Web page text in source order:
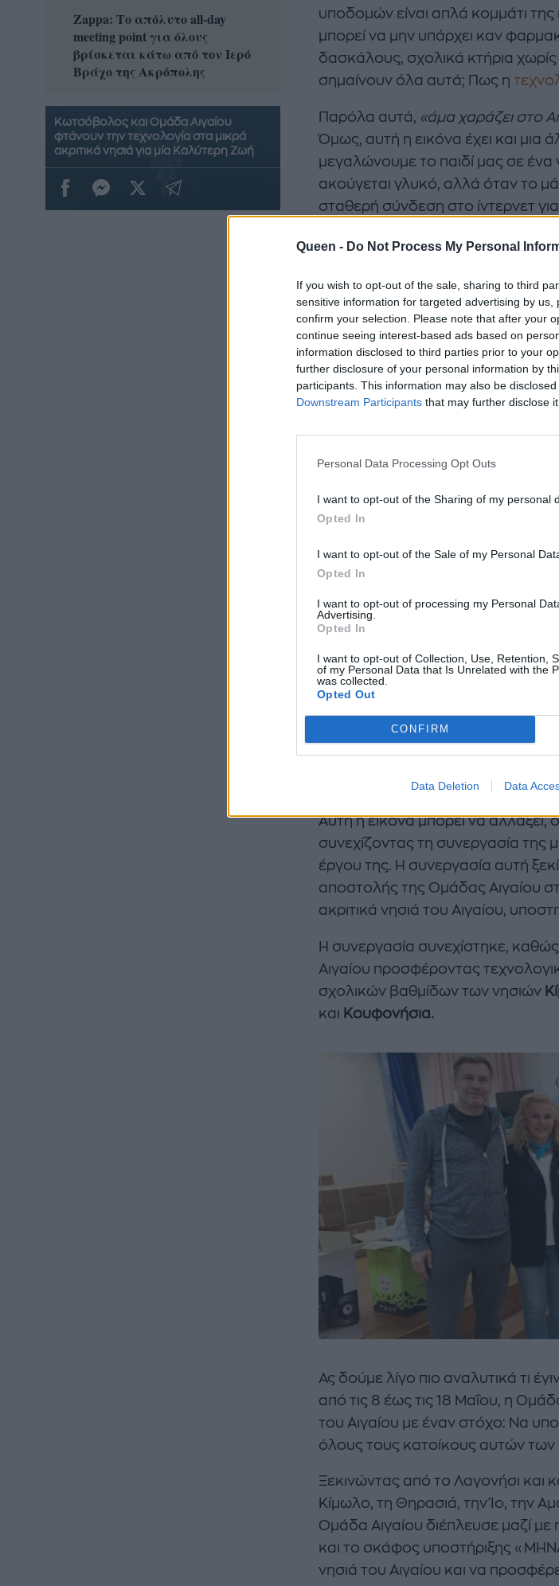
Queen - Do Not Process My Personal
If you wish to opt-out of the sale, sharing to third
sensitive information for targeted advertising by
confirm your selection. Please note that after your
continue seeing interest-based ads based on
information disclosed to third parties prior to your
further disclosure of your personal information by
participants. This information may also be
Downstream Participants that may further disclose
Personal Data Processing Opt Outs
I want to opt-out of the Sharing of my personal
Opted In
I want to opt-out of the Sale of my Personal
Opted In
I want to opt-out of processing my Personal
Advertising.
Opted In
I want to opt-out of Collection, Use, Retention,
of my Personal Data that Is Unrelated with the
was collected.
Opted Out
CONFIRM
Data Deletion Data
υποδομών είναι απλά κομμάτι της
μπορεί να μην υπάρχει καν
δασκάλους, σχολικά κτήρια χωρίς
σημαίνουν όλα αυτά; Πως η
Παρόλα αυτά, «άμα χαράζει στο
Όμως, αυτή η εικόνα έχει και μια
μεγαλώνουμε το παιδί μας σε
ακούγεται γλυκό, αλλά όταν το
σταθερή σύνδεση στο ίντερνετ
Όταν η τεχνολογία φτάνει ακόμα
Αυτή η εικόνα μπορεί να
συνεχίζοντας τη συνεργασία της
έργου της. Η συνεργασία αυτή
αποστολής της Ομάδας Αιγαίου
ακριτικά νησιά του Αιγαίου,
Η συνεργασία συνεχίστηκε,
Αιγαίου προσφέροντας
σχολικών βαθμίδων των νησιών
και Κουφονήσια.
Ας δούμε λίγο πιο αναλυτικά τι
από τις 8 έως τις 18 Μαΐου, η
του Αιγαίου με έναν στόχο: Να
όλους τους κατοίκους αυτών των
Ξεκινώντας από το Λαγονήσι και
Κίμωλο, τη Θηρασιά, την Ίο, την
Ομάδα Αιγαίου διέπλευσε μαζί
και το σκάφος υποστήριξης
νησιά του Αιγαίου και να
Zappa: Το απόλυτο all-day
meeting point για όλους
βρίσκεται κάτω από τον Ιερό
Βράχο της Ακρόπολης
Η απόλυτη καλοκαιρινή
δροσερή σαλάτα με
καρπούζι, φέτα και φράουλες
που θα λατρέψετε
Κωτσόβολος και Ομάδα Αιγαίου
φτάνουν την τεχνολογία στα μικρά
ακριτικά νησιά για μία Καλύτερη Ζωή